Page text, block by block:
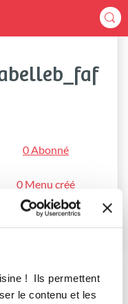
! Ils permettent
le contenu et les
0 Abonné
0 Menu créé